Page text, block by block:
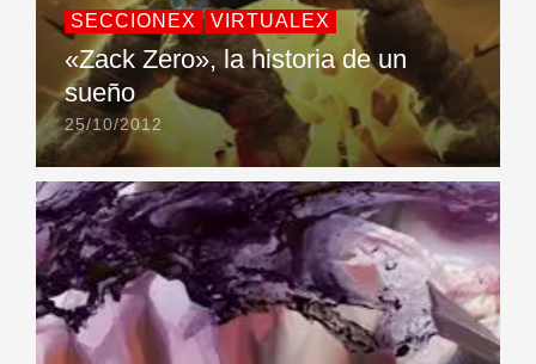
SECCIONEX VIRTUALEX
«Zack Zero», la historia de un
sueño
25/10/2012